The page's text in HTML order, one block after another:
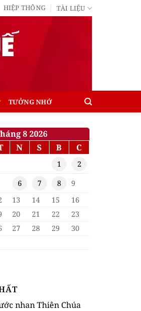
HIỆP THÔNG TÀI LIỆU
TƯỞNG NHỚ
8 2026
N S B C
1
2
6 7 8
9
13 14 15
16
20 21 22
23
27 28 29
30
nhan Thiên Chúa